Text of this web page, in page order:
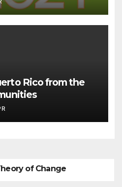
Rico from the
of Change